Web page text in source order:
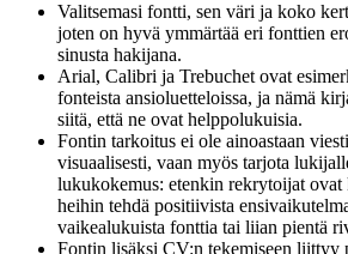
Valitsemasi fontti, sen väri ja koko
joten on hyvä ymmärtää eri fonttien
sinusta hakijana.
Arial, Calibri ja Trebuchet ovat
fonteista ansioluetteloissa, ja nämä
siitä, että ne ovat helppolukuisia.
Fontin tarkoitus ei ole ainoastaan
visuaalisesti, vaan myös tarjota
lukukokemus: etenkin rekrytoijat
heihin tehdä positiivista
vaikealukuista fonttia tai liian pientä
Fontin lisäksi CV:n tekemiseen liittyy